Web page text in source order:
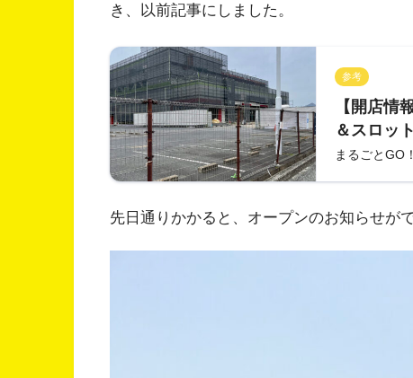
き、以前記事にしました。
参考
【開店情
＆スロッ
車販売・
まるごとGO
先日通りかかると、オープンのお知らせが